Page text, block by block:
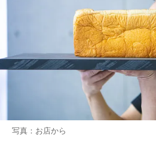
写真：お店から